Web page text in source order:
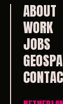
ABOUT
WORK
JOBS